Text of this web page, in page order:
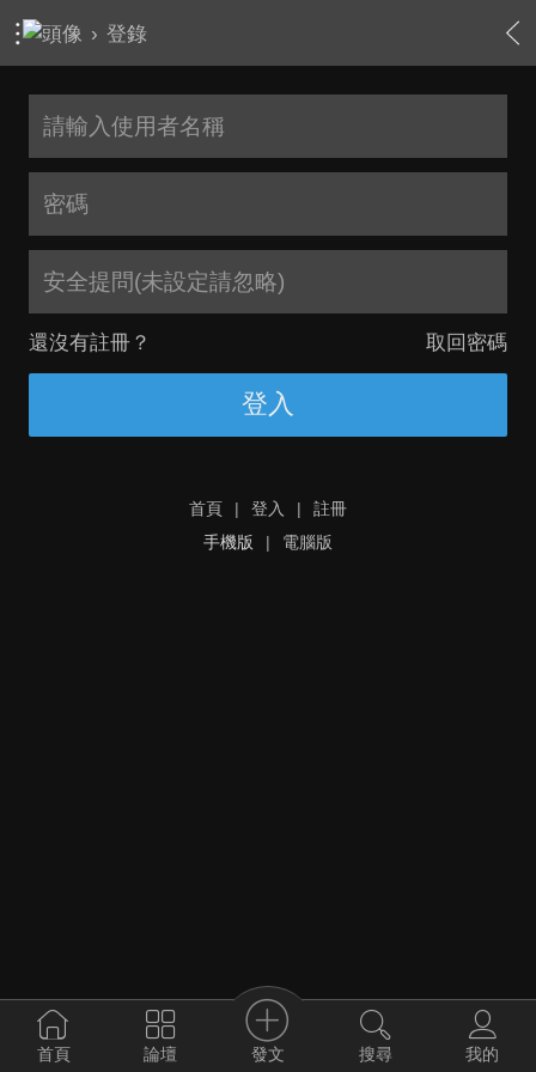
› 登錄
安全提問(未設定請忽略)
還沒有註冊？ 取回密碼
登入
首頁 | 登入 |
註冊
手機版
| 電腦版
首頁 論壇 發文 搜尋 我的